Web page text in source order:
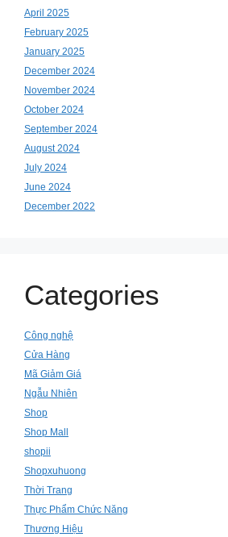
April 2025
February 2025
January 2025
December 2024
November 2024
October 2024
September 2024
August 2024
July 2024
June 2024
December 2022
Categories
Công nghệ
Cửa Hàng
Mã Giảm Giá
Ngẫu Nhiên
Shop
Shop Mall
shopii
Shopxuhuong
Thời Trang
Thực Phẩm Chức Năng
Thương Hiệu